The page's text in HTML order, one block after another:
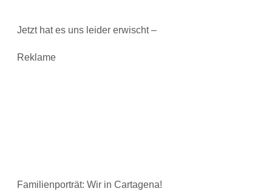
Jetzt hat es uns leider erwischt –
Reklame
Familienporträt: Wir in Cartagena!